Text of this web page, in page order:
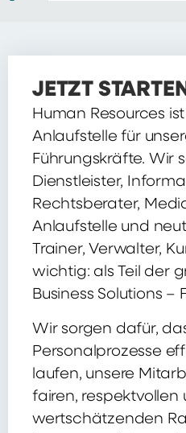
JETZT
Human Resources
Anlaufstelle für
Führungskräfte. Wir
Dienstleister,
Rechtsberater,
Anlaufstelle und
Trainer, Verwalter,
wichtig: als Teil der
Business Solutions –
Wir sorgen dafür,
Personalprozesse
laufen, unsere
fairen, respektvollen
wertschätzenden